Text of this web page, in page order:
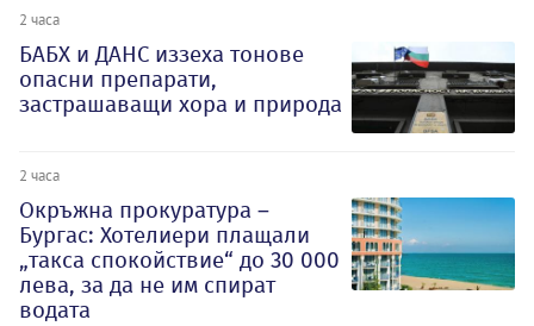
2 часа
БАБХ и ДАНС иззеха тонове
опасни препарати,
застрашаващи хора и природа
2 часа
Окръжна прокуратура –
Бургас: Хотелиери плащали
„такса спокойствие“ до 30 000
лева, за да не им спират
водата